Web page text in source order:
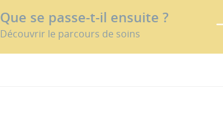
Que se passe-t-il ensuite ?
Découvrir le parcours de soins